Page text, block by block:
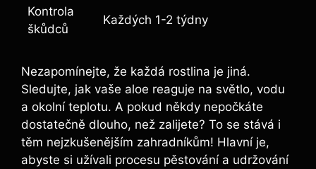
Kontrola
škůdců
Každých 1-2 týdny
Nezapomínejte, že každá rostlina je jiná.
Sledujte, jak vaše aloe reaguje na světlo, vodu
a okolní teplotu. A pokud někdy nepočkáte
dostatečně dlouho, než zalijete? To se stává i
těm nejzkušenějším zahradníkům! Hlavní je,
abyste si užívali procesu pěstování a udržování